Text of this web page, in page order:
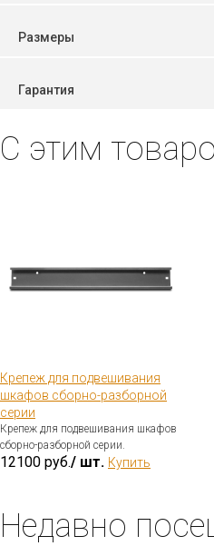
Размеры
Гарантия
С этим
Крепеж для подвешивания
шкафов сборно-разборной
серии
Крепеж для подвешивания шкафов
сборно-разборной серии.
12100 руб./ шт. Купить
Недавно